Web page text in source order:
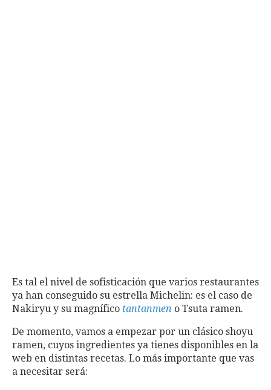
Es tal el nivel de sofisticación que varios restaurantes
ya han conseguido su estrella Michelin: es el caso de
Nakiryu y su magnífico tantanmen o Tsuta ramen.
De momento, vamos a empezar por un clásico shoyu
ramen, cuyos ingredientes ya tienes disponibles en la
web en distintas recetas. Lo más importante que vas
a necesitar será: